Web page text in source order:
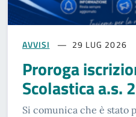
AVVISI 29 LUG 2026
Proroga
Scolastica a.s.
Si comunica che è stato